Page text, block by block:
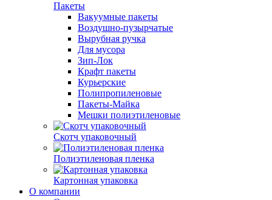
Пакеты
Вакуумные пакеты
Воздушно-пузырчатые
Вырубная ручка
Для мусора
Зип-Лок
Крафт пакеты
Курьерские
Полипропиленовые
Пакеты-Майка
Мешки полиэтиленовые
Скотч упаковочный
Полиэтиленовая пленка
Картонная упаковка
О компании